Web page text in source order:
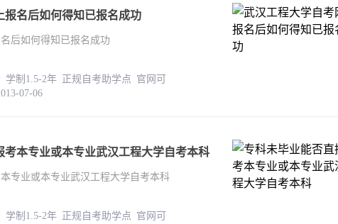
报名后如何得知已报名成功
后如何得知已报名成功
学制1.5-2年 正规自考助学点 官网可
06
考本专业或本专业武汉工程大学自考本科
专业或本专业武汉工程大学自考本科
学制1.5-2年 正规自考助学点 官网可